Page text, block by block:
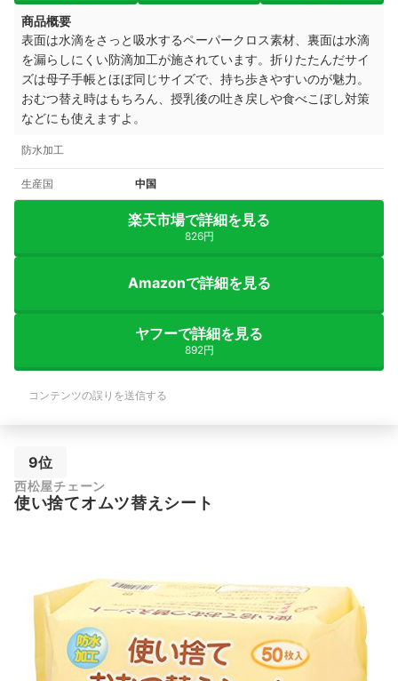
商品概要
表面は水滴をさっと吸水するペーパークロス素材、裏面は水滴
を漏らしにくい防滴加工が施されています。折りたたんだサイ
ズは母子手帳とほぼ同じサイズで、持ち歩きやすいのが魅力。
おむつ替え時はもちろん、授乳後の吐き戻しや食べこぼし対策
などにも使えますよ 。
防水加工
生産国 中国
楽天市場で詳細を見る
826円
Amazonで詳細を見る
ヤフーで詳細を見る
892円
コンテンツの誤りを送信する
9位
西松屋チェーン
使い捨てオムツ替えシート